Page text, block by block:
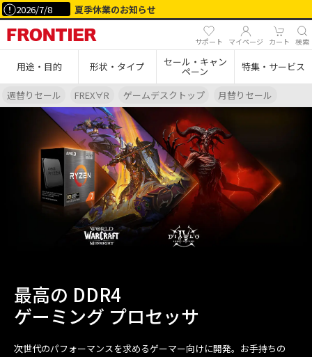
2026/7/8 夏季休業のお知らせ
サポート マイページ カート 検索
用途・目的 形状・タイプ セール・キャン
ペーン 特集・サービス
週替りセール FREX∀R ゲームデスクトップ 月替りセール
最高の DDR4
ゲーミング プロセッサ
次世代のパフォーマンスを求めるゲーマー向けに開発。お手持ちの